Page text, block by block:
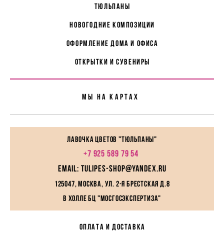
Тюльпаны
Новогодние композиции
Оформление дома и офиса
Открытки и сувениры
Мы На картах
Лавочка цветов "Тюльпаны"
+7 925 589 79 54
EMAIL: tulipes-shop@yandex.ru
125047, Москва, ул. 2-я Брестская д.8
в холле БЦ "МосГосЭкспертиза"
ОПЛАТА И ДОСТАВКА